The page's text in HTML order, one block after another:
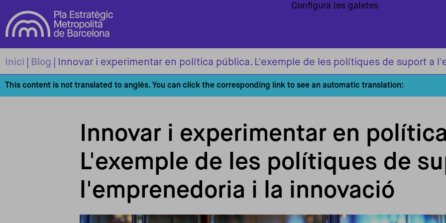
Inici Blog Innovar i experimentar en política pública. L'exemple de les polítiques de suport a
This content is not translated to anglès. You can click the corresponding link to see an automatic translation:
Innovar i experimentar en
L'exemple de les polítiques de
l'emprenedoria i la innovació
Imagen
Configura les galetes